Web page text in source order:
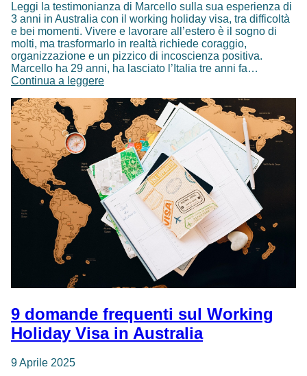
Leggi la testimonianza di Marcello sulla sua esperienza di
3 anni in Australia con il working holiday visa, tra difficoltà
e bei momenti. Vivere e lavorare all’estero è il sogno di
molti, ma trasformarlo in realtà richiede coraggio,
organizzazione e un pizzico di incoscienza positiva.
Marcello ha 29 anni, ha lasciato l’Italia tre anni fa…
Continua a leggere3
in
Australia
con
Working
Holiday
Visa:
intervista
9 domande frequenti sul Working
Holiday Visa in Australia
9 Aprile 2025